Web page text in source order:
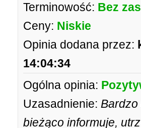
Terminowość: Bez
Ceny: Niskie
Opinia dodana przez:
14:04:34
Ogólna opinia:
Uzasadnienie:
bieżąco informuje,